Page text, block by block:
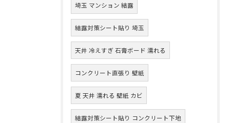
埼玉 マンション 結露
結露対策シート貼り 埼玉
天井 冷えすぎ 石膏ボード 濡れる
コンクリート直張り 壁紙
夏 天井 濡れる 壁紙 カビ
結露対策シート貼り コンクリート下地